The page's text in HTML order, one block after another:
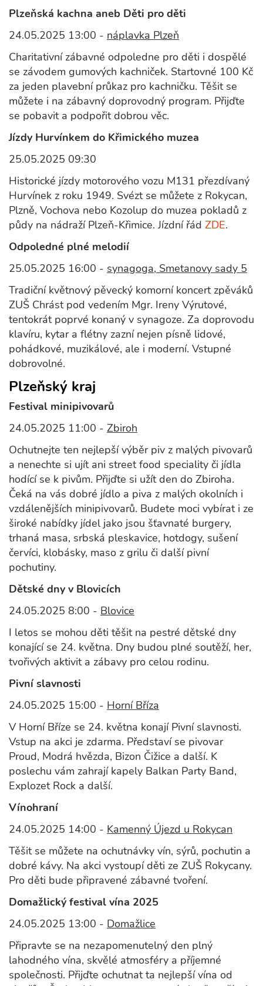
Plzeňská kachna aneb Děti pro děti
24.05.2025 13:00 - náplavka Plzeň
Charitativní zábavné odpoledne pro děti i dospělé
se závodem gumových kachniček. Startovné 100 Kč
za jeden plavební průkaz pro kachničku. Těšit se
můžete i na zábavný doprovodný program. Přijďte
se pobavit a podpořit dobrou věc.
Jízdy Hurvínkem do Křimického muzea
25.05.2025 09:30
Historické jízdy motorového vozu M131 přezdívaný
Hurvínek z roku 1949. Svézt se můžete z Rokycan,
Plzně, Vochova nebo Kozolup do muzea pokladů z
půdy na nádraží Plzeň-Křimice. Jízdní řád ZDE.
Odpoledné plné melodií
25.05.2025 16:00 - synagoga, Smetanovy sady 5
Tradiční květnový pěvecký komorní koncert zpěváků
ZUŠ Chrást pod vedením Mgr. Ireny Výrutové,
tentokrát poprvé konaný v synagoze. Za doprovodu
klavíru, kytar a flétny zazní nejen písně lidové,
pohádkové, muzikálové, ale i moderní. Vstupné
dobrovolné.
Plzeňský kraj
Festival minipivovarů
24.05.2025 11:00 - Zbiroh
Ochutnejte ten nejlepší výběr piv z malých pivovarů
a nenechte si ujít ani street food speciality či jídla
hodící se k pivům. Přijďte si užít den do Zbiroha.
Čeká na vás dobré jídlo a piva z malých okolních i
vzdálenějších minipivovarů. Budete moci vybírat i ze
široké nabídky jídel jako jsou šťavnaté burgery,
trhaná masa, srbská pleskavice, hotdogy, sušení
červíci, klobásky, maso z grilu či další pivní
pochutiny.
Dětské dny v Blovicích
24.05.2025 8:00 - Blovice
I letos se mohou děti těšit na pestré dětské dny
konající se 24. května. Dny budou plné soutěží, her,
tvořivých aktivit a zábavy pro celou rodinu.
Pivní slavnosti
24.05.2025 15:00 - Horní Bříza
V Horní Bříze se 24. května konají Pivní slavnosti.
Vstup na akci je zdarma. Představí se pivovar
Proud, Modrá hvězda, Bizon Čižice a další. K
poslechu vám zahrají kapely Balkan Party Band,
Explozet Rock a další.
Vínohraní
24.05.2025 14:00 - Kamenný Újezd u Rokycan
Těšit se můžete na ochutnávky vín, sýrů, pochutin a
dobré kávy. Na akci vystoupí děti ze ZUŠ Rokycany.
Pro děti bude připravené zábavné tvoření.
Domažlický festival vína 2025
24.05.2025 13:00 - Domažlice
Připravte se na nezapomenutelný den plný
lahodného vína, skvělé atmosféry a příjemné
společnosti. Přijďte ochutnat ta nejlepší vína od